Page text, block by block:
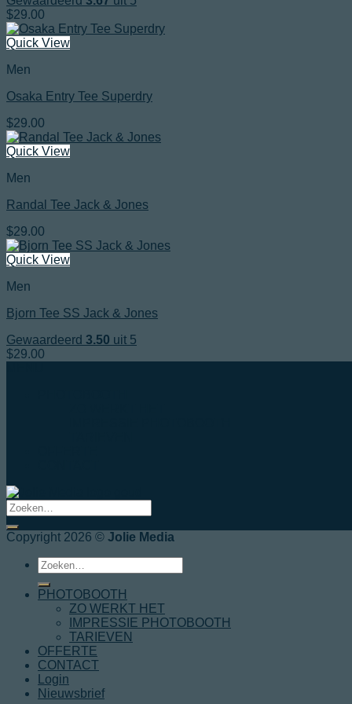
$29.00
Quick View
Men
Osaka Entry Tee Superdry
$29.00
Quick View
Men
Randal Tee Jack & Jones
$29.00
Quick View
Men
Bjorn Tee SS Jack & Jones
Gewaardeerd 3.50 uit 5
$29.00
Copyright 2026 © Jolie Media
Zoeken
naar:
PHOTOBOOTH
ZO WERKT HET
IMPRESSIE PHOTOBOOTH
TARIEVEN
OFFERTE
CONTACT
Login
Nieuwsbrief